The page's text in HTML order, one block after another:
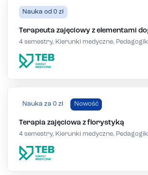
Nauka od 0 zł
Terapeuta zajęciowy z elementami
4 semestry, Kierunki medyczne,
Nauka za 0 zł Nowość
Terapia zajęciowa z florystyką
4 semestry, Kierunki medyczne,